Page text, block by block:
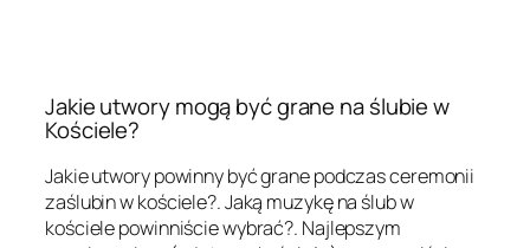
Jakie utwory mogą być grane na ślubie w
Kościele?
Jakie utwory powinny być grane podczas ceremonii
zaślubin w kościele?. Jaką muzykę na ślub w
kościele powinniście wybrać?. Najlepszym